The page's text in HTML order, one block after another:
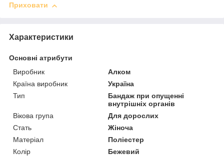
Приховати
Характеристики
Основні атрибути
Виробник
Алком
Країна виробник
Україна
Тип
Бандаж при опущенні
внутрішніх органів
Вікова група
Для дорослих
Стать
Жіноча
Матеріал
Поліестер
Колір
Бежевий